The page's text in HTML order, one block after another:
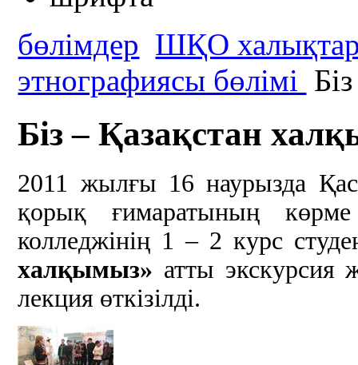
бөлімдер ШҚО
этнографиясы бөлімі
Біз – Қазақстан
2011 жылғы 16 наурызда
қорық ғимаратының
колледжінің 1 – 2 курс
халқымыз» атты экскурсия
лекция өткізілді.